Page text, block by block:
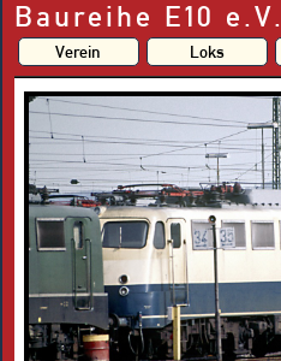
Baureihe E10 e.V.
Verein Loks